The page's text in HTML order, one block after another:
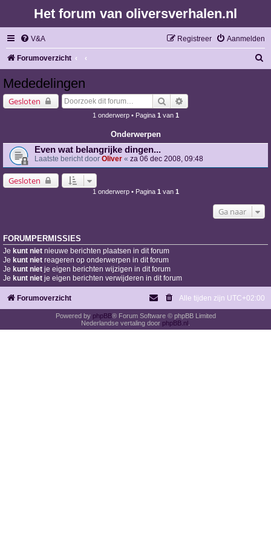
Het forum van oliversverhalen.nl
V&A Aanmelden
Registreer
Forumoverzicht
Mededelingen
Gesloten Zoek
1 onderwerp • Pagina 1 van 1
Onderwerpen
Even wat belangrijke dingen...
Laatste bericht door Oliver « za 06 dec 2008, 09:48
Gesloten
1 onderwerp • Pagina 1 van 1
Ga naar
FORUMPERMISSIES
Je kunt niet nieuwe berichten plaatsen in dit forum
Je kunt niet reageren op onderwerpen in dit forum
Je kunt niet je eigen berichten wijzigen in dit forum
Je kunt niet je eigen berichten verwijderen in dit forum
Forumoverzicht Alle tijden zijn UTC+02:00
Powered by phpBB® Forum Software © phpBB Limited
Nederlandse vertaling door phpBB.nl .